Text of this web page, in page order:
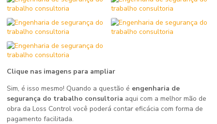
Clique nas imagens para ampliar
Sim, é isso mesmo! Quando a questão é engenharia de
segurança do trabalho consultoria aqui com a melhor mão de
obra da Loss Control você poderá contar eficácia com forma de
pagamento facilitada.